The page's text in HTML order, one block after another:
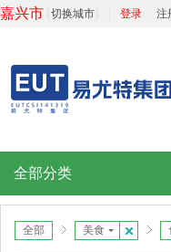
嘉兴市 切换城市 登录 注
全部分类
全部 美食